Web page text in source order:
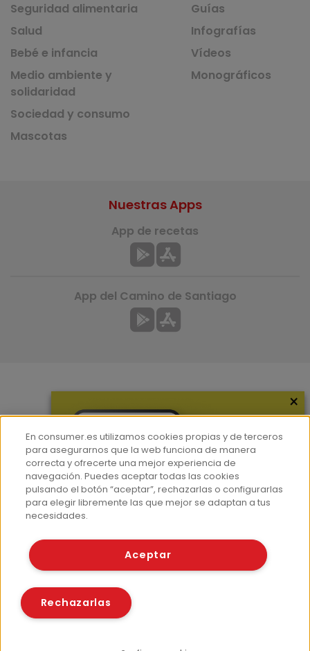
Seguridad alimentaria
Salud
Bebé e infancia
Medio ambiente y
solidaridad
Sociedad y consumo
Mascotas
Guías
Infografías
Vídeos
Monográficos
Hemeroteca
Contacto
Prensa
Corpus Lingüístico Consumer
Nuestras Apps
App de recetas
App del Camino de Santiago
© Fundación EROSKI
Políticas de cookies
×
En consumer.es utilizamos cookies propias y de terceros
para asegurarnos que la web funciona de manera
correcta y ofrecerte una mejor experiencia de
navegación. Puedes aceptar todas las cookies
pulsando el botón “aceptar”, rechazarlas o configurarlas
para elegir libremente las que mejor se adaptan a tus
necesidades.
Aceptar
Rechazarlas